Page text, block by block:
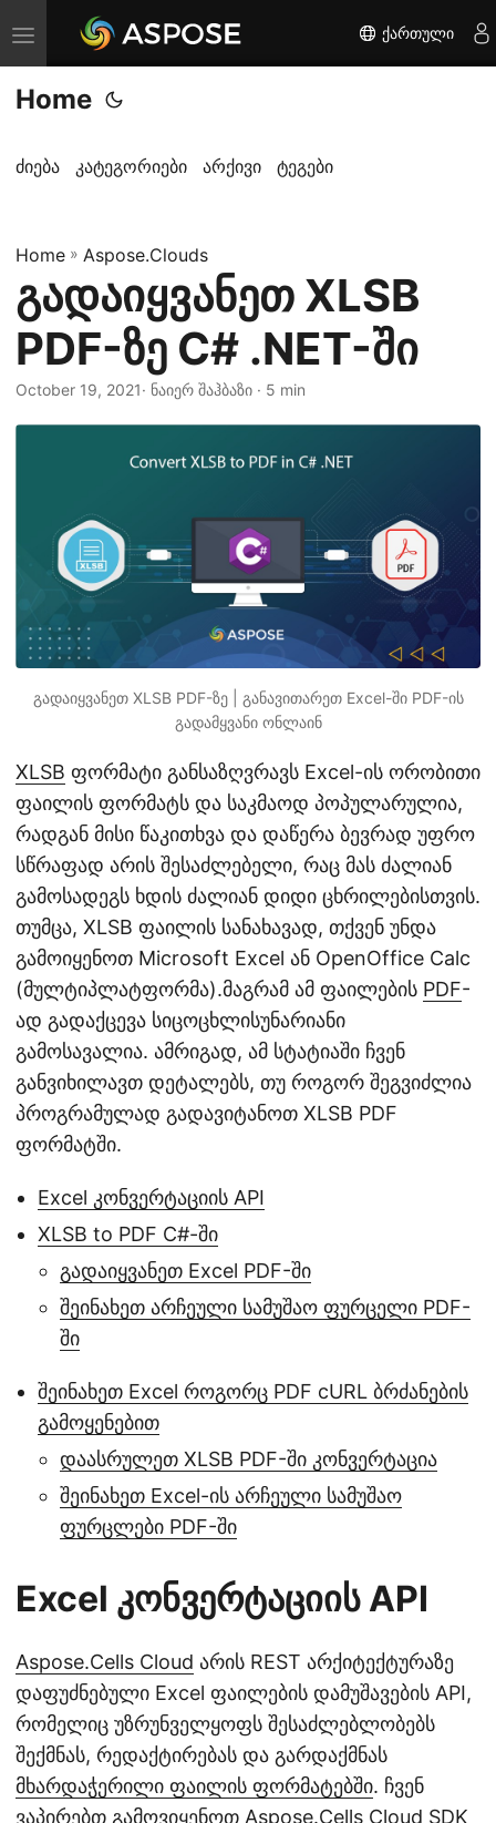
T
o
g
l
a
v
i
g
a
ქართული
Home
ძიება კატეგორიები არქივი ტეგები
Home » Aspose.Clouds
გადაიყვანეთ XLSB
PDF-ზე C# .NET-ში
October 19, 2021· ნაიერ შაჰბაზი · 5 min
გადაიყვანეთ XLSB PDF-ზე | განავითარეთ Excel-ში PDF-ის
გადამყვანი ონლაინ
XLSB ფორმატი განსაზღვრავს Excel-ის ორობითი
ფაილის ფორმატს და საკმაოდ პოპულარულია,
რადგან მისი წაკითხვა და დაწერა ბევრად უფრო
სწრაფად არის შესაძლებელი, რაც მას ძალიან
გამოსადეგს ხდის ძალიან დიდი ცხრილებისთვის.
თუმცა, XLSB ფაილის სანახავად, თქვენ უნდა
გამოიყენოთ Microsoft Excel ან OpenOffice Calc
(მულტიპლატფორმა).მაგრამ ამ ფაილების PDF-
ად გადაქცევა სიცოცხლისუნარიანი
გამოსავალია. ამრიგად, ამ სტატიაში ჩვენ
განვიხილავთ დეტალებს, თუ როგორ შეგვიძლია
პროგრამულად გადავიტანოთ XLSB PDF
ფორმატში.
Excel კონვერტაციის API
XLSB to PDF C#-ში
გადაიყვანეთ Excel PDF-ში
შეინახეთ არჩეული სამუშაო ფურცელი PDF-
ში
შეინახეთ Excel როგორც PDF cURL ბრძანების
გამოყენებით
დაასრულეთ XLSB PDF-ში კონვერტაცია
შეინახეთ Excel-ის არჩეული სამუშაო
ფურცლები PDF-ში
Excel კონვერტაციის API
Aspose.Cells Cloud არის REST არქიტექტურაზე
დაფუძნებული Excel ფაილების დამუშავების API,
რომელიც უზრუნველყოფს შესაძლებლობებს
შექმნას, რედაქტირებას და გარდაქმნას
მხარდაჭერილი ფაილის ფორმატებში. ჩვენ
ვაპირებთ გამოვიყენოთ Aspose.Cells Cloud SDK